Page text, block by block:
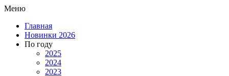
Меню
Главная
Новинки 2026
По году
2025
2024
2023